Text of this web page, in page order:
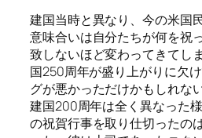
建国当時と異なり、今の米国
意味合いは自分たちが何を祝
致しないほど変わってきてし
国250周年が盛り上がりに欠
グが悪かっただけかもしれな
建国200周年は全く異なった
の祝賀行事を取り仕切ったの